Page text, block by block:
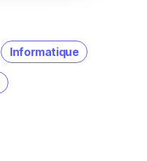
Informatique